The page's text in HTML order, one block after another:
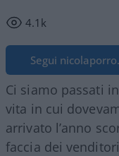
4.1k
Segui
Ci siamo passati
vita in cui
arrivato l’anno
faccia dei